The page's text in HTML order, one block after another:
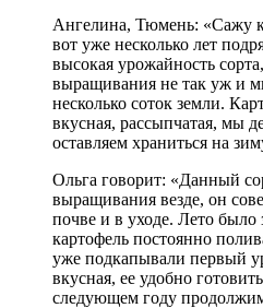
Ангелина, Тюмень: «Сажу
вот уже несколько лет
высокая урожайность
выращивания не так уж и
несколько соток земли.
вкусная, рассыпчатая, мы
оставляем храниться на
Ольга говорит: «Данный
выращивания везде, он
почве и в уходе. Лето
картофель постоянно
уже подкапывали первый
вкусная, ее удобно
следующем году